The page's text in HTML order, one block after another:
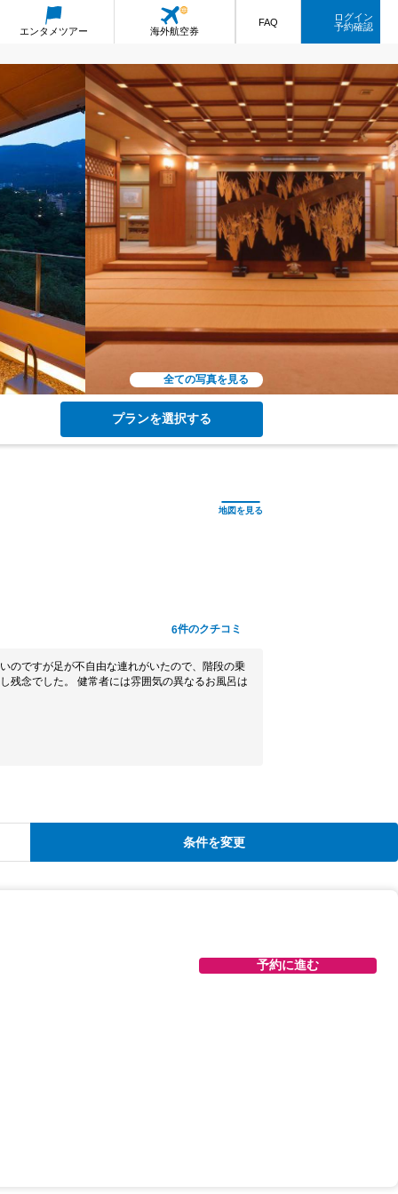
エンタメツアー 海外航空券
FAQ
ログイン
予約確認
全ての写真を見る
プランを選択する
6件のクチコミ
のですが足が不自由な連れがいたので、階段の乗
囲気の異なるお風呂は
条件を変更
予約に進む